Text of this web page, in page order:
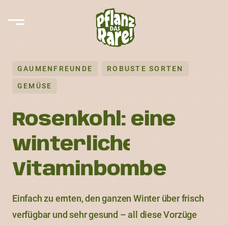
GAUMENFREUNDE ROBUSTE SORTEN
GEMÜSE
Rosenkohl: eine
winterliche
Vitaminbombe
Einfach zu ernten, den ganzen Winter über frisch
verfügbar und sehr gesund – all diese Vorzüge